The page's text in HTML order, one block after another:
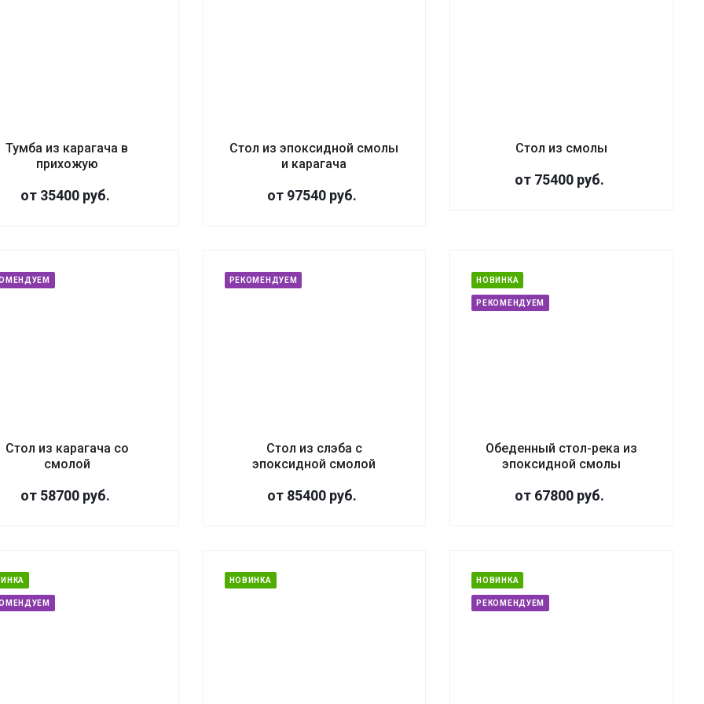
Тумба из карагача в
прихожую
от 35400 руб.
Стол из эпоксидной смолы
и карагача
от 97540 руб.
Стол из смолы
от 75400 руб.
Стол из карагача со
смолой
от 58700 руб.
РЕКОМЕНДУЕМ
Стол из слэба с
эпоксидной смолой
от 85400 руб.
НОВИНКА
РЕКОМЕНДУЕМ
Обеденный стол-река из
эпоксидной смолы
от 67800 руб.
НОВИНКА НОВИНКА
РЕКОМЕНДУЕМ